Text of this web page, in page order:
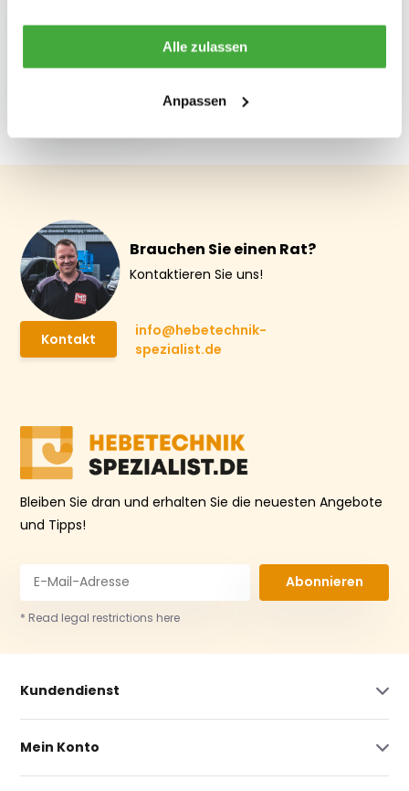
Alle zulassen
Anpassen
Brauchen Sie einen Rat?
Kontaktieren Sie uns!
Kontakt
info@hebetechnik-
spezialist.de
Bleiben Sie dran und erhalten Sie die neuesten Angebote
und Tipps!
Abonnieren
* Read legal restrictions here
Kundendienst
Mein Konto